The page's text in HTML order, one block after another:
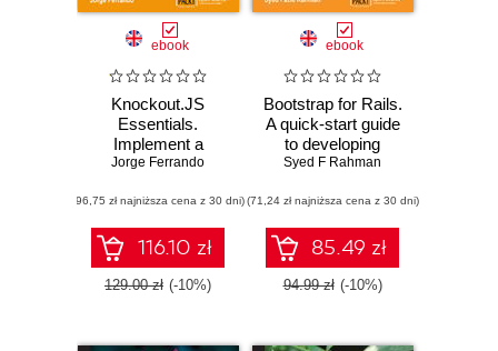
ebook
Knockout.JS
Essentials.
Implement a
successful
application with
KnockoutJS,
jQuery, and
Bootstrap
Jorge Ferrando
(96,75 zł najniższa cena z 30 dni)
116.10 zł
129.00 zł (-10%)
ebook
Bootstrap for Rails.
A quick-start guide
to developing
beautiful web
the Bootstrap
toolkit and Rails
framework
Syed F Rahman
(71,24 zł najniższa cena z 30 dni)
85.49 zł
94.99 zł (-10%)